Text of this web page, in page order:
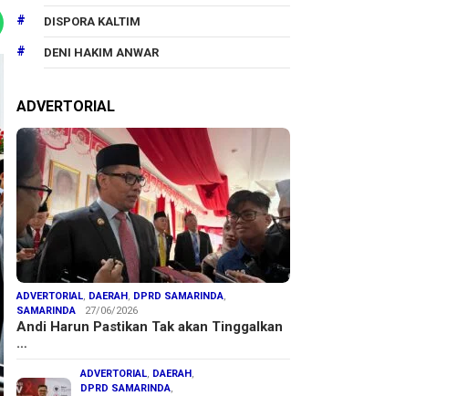
DISPORA KALTIM
DENI HAKIM ANWAR
ADVERTORIAL
ADVERTORIAL, DAERAH , DPRD SAMARINDA,
SAMARINDA
27/06/2026
Andi Harun Pastikan Tak akan Tinggalkan
…
ADVERTORIAL, DAERAH ,
DPRD SAMARINDA,